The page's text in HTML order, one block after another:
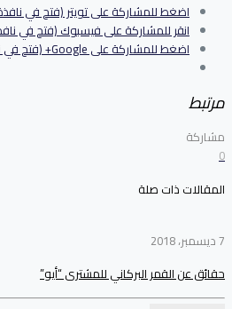
اضغط للمشاركة على تويتر (فتح في
انقر للمشاركة على فيسبوك (فتح في
اضغط للمشاركة على Google+ (فتح في نافذة جديدة)
مرتبط
مشاركة
0
المقالات ذات صلة
7 ديسمبر، 2018
حقائق عن القمر البركاني للمشترى “أيو”